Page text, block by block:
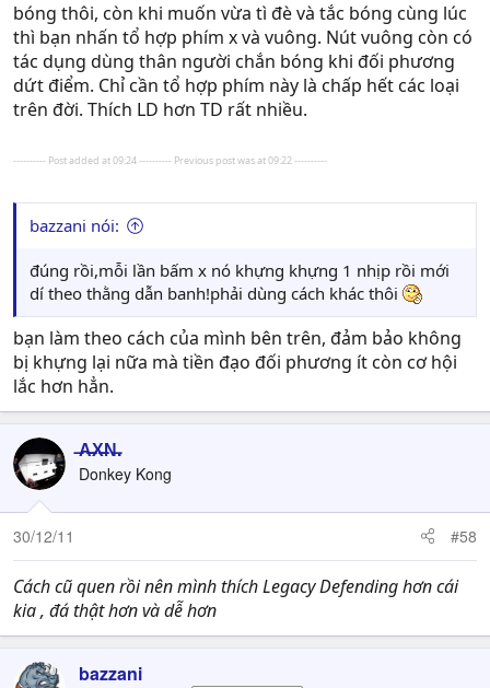
bóng thôi, còn khi muốn vừa tì đè và tắc bóng cùng lúc
thì bạn nhấn tổ hợp phím x và vuông. Nút vuông còn có
tác dụng dùng thân người chắn bóng khi đối phương
dứt điểm. Chỉ cần tổ hợp phím này là chấp hết các loại
trên đời. Thích LD hơn TD rất nhiều.
---------- Post added at 09:24 ---------- Previous post was at 09:22 ----------
bazzani nói:
đúng rồi,mỗi lần bấm x nó khựng khựng 1 nhịp rồi mới
dí theo thằng dẫn banh!phải dùng cách khác thôi
bạn làm theo cách của mình bên trên, đảm bảo không
bị khựng lại nữa mà tiền đạo đối phương ít còn cơ hội
lắc hơn hẳn.
̶A̶̶X̶̶N̶.
Donkey Kong
30/12/11 #58
Cách cũ quen rồi nên mình thích Legacy Defending hơn cái
kia , đá thật hơn và dễ hơn
bazzani